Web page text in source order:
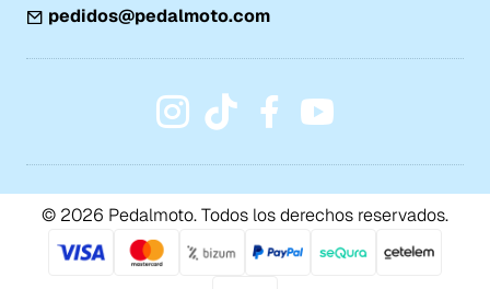
pedidos@pedalmoto.com
© 2026 Pedalmoto. Todos los derechos reservados.